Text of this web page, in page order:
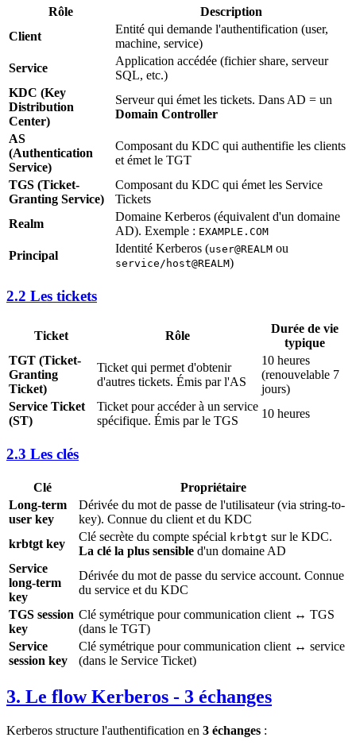
Rôle
Description
Client
Entité qui demande l'authentification (user,
machine, service)
Service
Application accédée (fichier share, serveur
SQL, etc.)
KDC (Key
Distribution
Center)
Serveur qui émet les tickets. Dans AD = un
Domain Controller
AS
(Authentication
Service)
Composant du KDC qui authentifie les clients
et émet le TGT
TGS (Ticket-
Granting Service)
Composant du KDC qui émet les Service
Tickets
Realm
Domaine Kerberos (équivalent d'un domaine
AD). Exemple : EXAMPLE.COM
Principal
Identité Kerberos (user@REALM ou
service/host@REALM)
2.2 Les tickets
Ticket Rôle
Durée de vie
typique
TGT (Ticket-
Granting
Ticket)
Ticket qui permet d'obtenir
d'autres tickets. Émis par l'AS
10 heures
(renouvelable 7
jours)
Service Ticket
(ST)
Ticket pour accéder à un service
spécifique. Émis par le TGS
10 heures
2.3 Les clés
Clé
Propriétaire
Long-term
user key
Dérivée du mot de passe de l'utilisateur (via string-to-
key). Connue du client et du KDC
krbtgt key
Clé secrète du compte spécial krbtgt sur le KDC.
La clé la plus sensible d'un domaine AD
Service
long-term
key
Dérivée du mot de passe du service account. Connue
du service et du KDC
TGS session
key
Clé symétrique pour communication client ↔ TGS
(dans le TGT)
Service
session key
Clé symétrique pour communication client ↔ service
(dans le Service Ticket)
3. Le flow Kerberos - 3 échanges
Kerberos structure l'authentification en 3 échanges :